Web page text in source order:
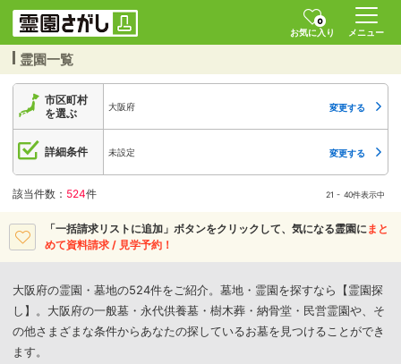
0
お気に入り
メニュー
霊園一覧
市区町村
を選ぶ
大阪府 変更する
詳細条件 未設定 変更する
該当件数： 524件 21 - 40件表示中
「一括請求リストに追加」ボタンをクリックして、 気になる霊園にまと
めて資料請求 / 見学予約！
大阪府の霊園・墓地の524件をご紹介。墓地・霊園を探すなら【霊園探
し】。大阪府の一般墓・永代供養墓・樹木葬・納骨堂・民営霊園や、そ
の他さまざまな条件からあなたの探しているお墓を見つけることができ
ます。